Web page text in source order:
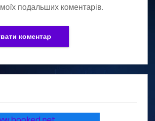
подальших коментарів.